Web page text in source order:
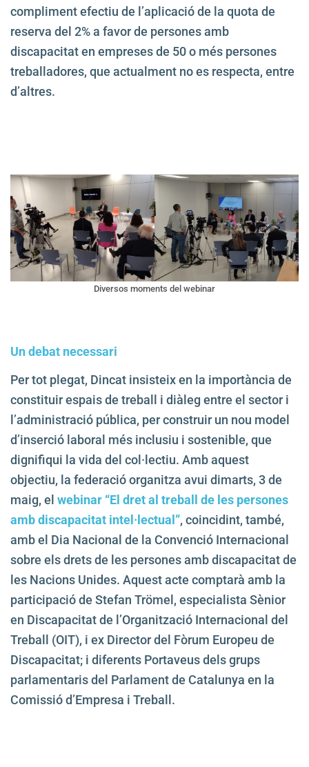
compliment efectiu de l’aplicació de la quota de
reserva del 2% a favor de persones amb
discapacitat en empreses de 50 o més persones
treballadores, que actualment no es respecta, entre
d’altres.
Diversos moments del webinar
Un debat necessari
Per tot plegat, Dincat insisteix en la importància de
constituir espais de treball i diàleg entre el sector i
l’administració pública, per construir un nou model
d’inserció laboral més inclusiu i sostenible, que
dignifiqui la vida del col·lectiu. Amb aquest
objectiu, la federació organitza avui dimarts, 3 de
maig, el webinar “El dret al treball de les persones
amb discapacitat intel·lectual”, coincidint, també,
amb el Dia Nacional de la Convenció Internacional
sobre els drets de les persones amb discapacitat de
les Nacions Unides. Aquest acte comptarà amb la
participació de Stefan Trömel, especialista Sènior
en Discapacitat de l’Organització Internacional del
Treball (OIT), i ex Director del Fòrum Europeu de
Discapacitat; i diferents Portaveus dels grups
parlamentaris del Parlament de Catalunya en la
Comissió d’Empresa i Treball.